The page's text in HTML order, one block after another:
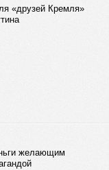
Бхола 1970 года,
за всю
современной
Пакистаном, и
унесли
природа
и
А как ещё
почти все